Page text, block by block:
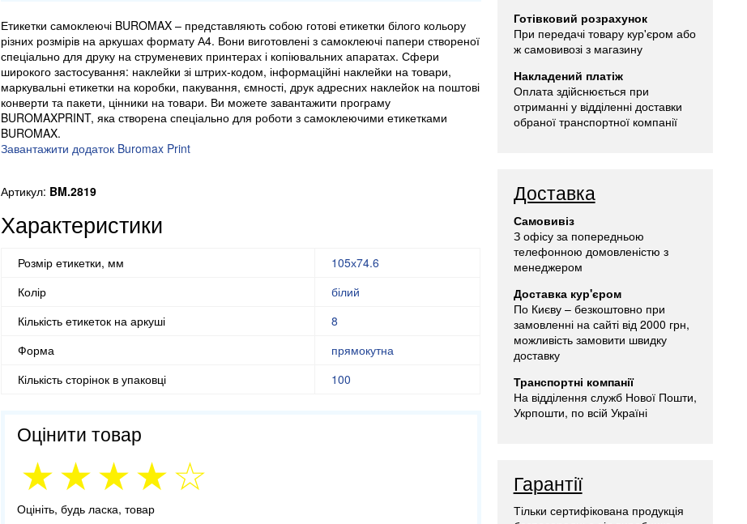
Етикетки самоклеючі BUROMAX – представляють собою готові етикетки білого кольору
різних розмірів на аркушах формату А4. Вони виготовлені з самоклеючі папери створеної
спеціально для друку на струменевих принтерах і копіювальних апаратах. Сфери
широкого застосування: наклейки зі штрих-кодом, інформаційні наклейки на товари,
маркувальні етикетки на коробки, пакування, ємності, друк адресних наклейок на поштові
конверти та пакети, цінники на товари. Ви можете завантажити програму
BUROMAXPRINT, яка створена спеціально для роботи з самоклеючими етикетками
BUROMAX.
Завантажити додаток Buromax Print
Артикул: BM.2819
Характеристики
Розмір етикетки, мм
105х74.6
Колір
білий
Кількість етикеток на аркуші
8
Форма
прямокутна
Кількість сторінок в упаковці
100
Оцінити товар
Оцініть, будь ласка, товар
Готівковий розрахунок
При передачі товару кур'єром або
ж самовивозі з магазину
Накладений платіж
Оплата здійснюється при
отриманні у відділенні доставки
обраної транспортної компанії
Доставка
Самовивіз
З офісу за попередньою
телефонною домовленістю з
менеджером
Доставка кур'єром
По Києву – безкоштовно при
замовленні на сайті від 2000 грн,
можливість замовити швидку
доставку
Транспортні компанії
На відділення служб Нової Пошти,
Укрпошти, по всій Україні
Гарантії
Тільки сертифікована продукція